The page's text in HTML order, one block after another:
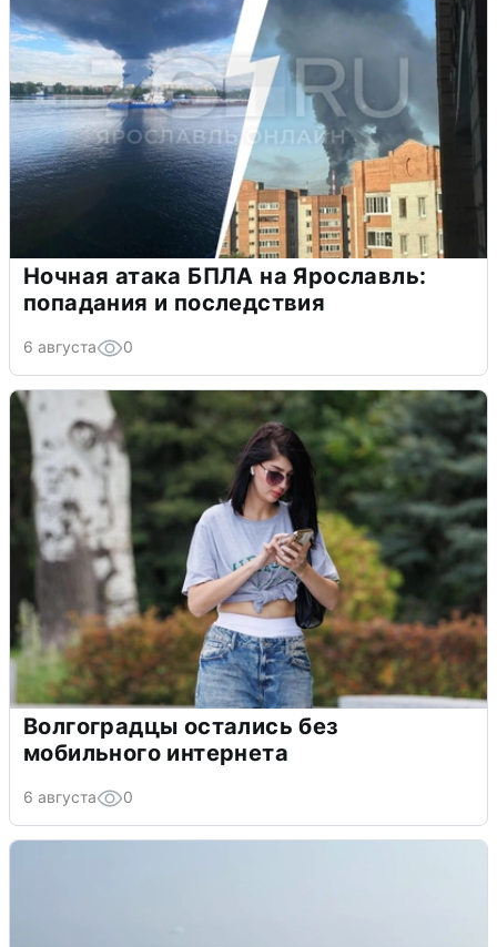
Ночная атака БПЛА на Ярославль:
попадания и последствия
6 августа 0
Волгоградцы остались без
мобильного интернета
6 августа 0